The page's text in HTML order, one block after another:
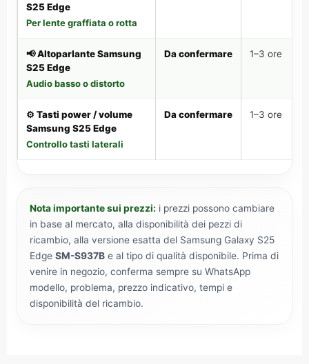
S25 Edge
Per lente graffiata o rotta
📢 Altoparlante Samsung
S25 Edge
Audio basso o distorto
Da confermare 1–3 ore
⚙️ Tasti power / volume
Samsung S25 Edge
Controllo tasti laterali
Da confermare 1–3 ore
Nota importante sui prezzi: i prezzi possono cambiare
in base al mercato, alla disponibilità dei pezzi di
ricambio, alla versione esatta del Samsung Galaxy S25
Edge SM-S937B e al tipo di qualità disponibile. Prima di
venire in negozio, conferma sempre su WhatsApp
modello, problema, prezzo indicativo, tempi e
disponibilità del ricambio.